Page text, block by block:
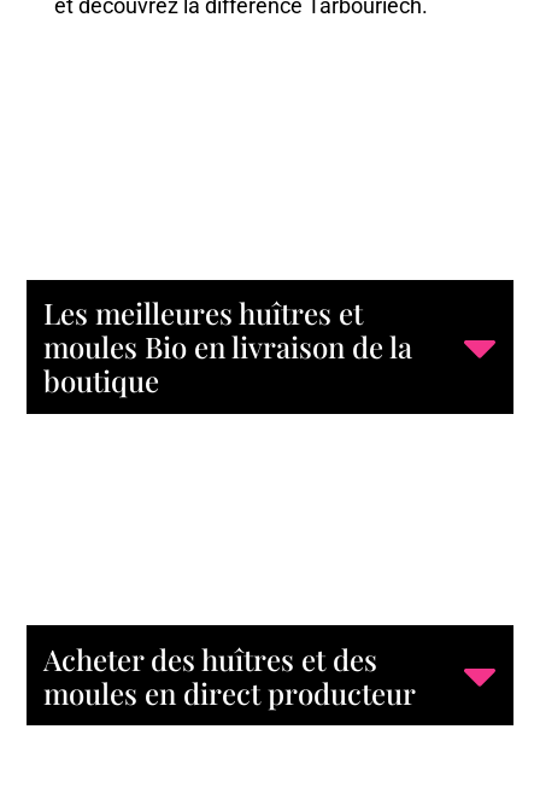
et découvrez la différence Tarbouriech.
Les meilleures huîtres et
moules Bio en livraison de la
boutique
Acheter des huîtres et des
moules en direct producteur